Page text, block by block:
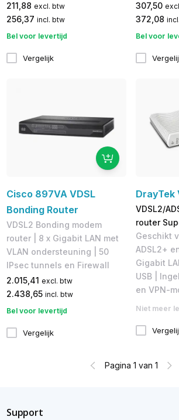
211,88 excl. btw
256,37 incl. btw
Bel voor levertijd
Vergelijk
307,50
372,08
Bel voor
Cisco 897VA VDSL
Bonding Router
VDSL2 Bonding modem
router | 8 x Gigabit LAN met
VLAN ondersteuning | 50
IPsec tunnels en Firewall
2.015,41 excl. btw
2.438,65 incl. btw
Bel voor levertijd
Vergelijk
DrayTek
VDSL2/
router
Geschikt
ADSL2+
Gigabit
USB |
en VPN-
Niet meer
Pagina 1 van 1
Support